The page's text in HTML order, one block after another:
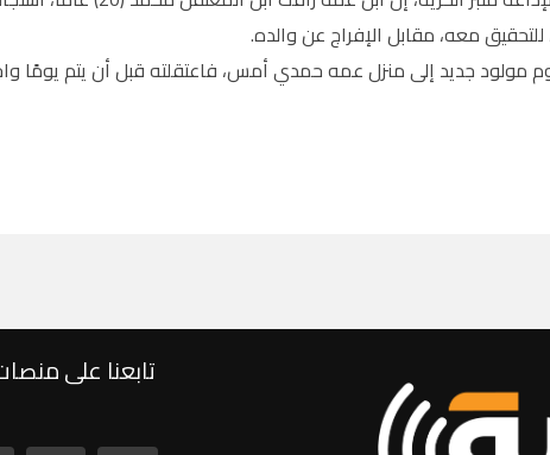
معه، مقابل الإفراج عن والده.
مولود جديد إلى منزل عمه حمدي أمس، فاعتقلته قبل أن يتم يومًا
تابعنا على